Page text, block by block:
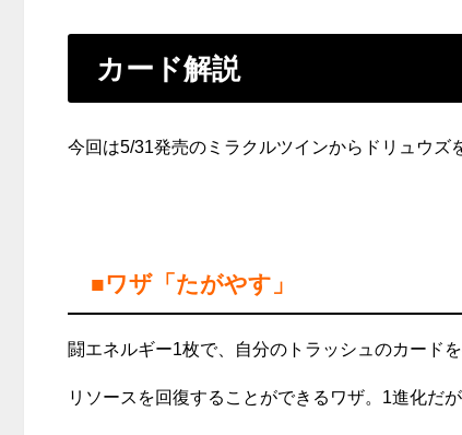
カード解説
今回は5/31発売のミラクルツインからドリュウズ
■ワザ「たがやす」
闘エネルギー1枚で、自分のトラッシュのカード
リソースを回復することができるワザ。1進化だ